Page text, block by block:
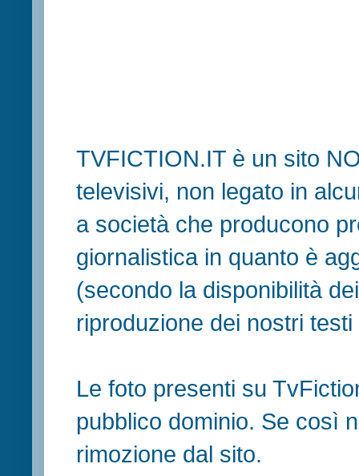
TVFICTION.IT è un sito
televisivi, non legato in
a società che producono
giornalistica in quanto è
(secondo la disponibilità
riproduzione dei nostri
Le foto presenti su
pubblico dominio. Se così
rimozione dal sito.